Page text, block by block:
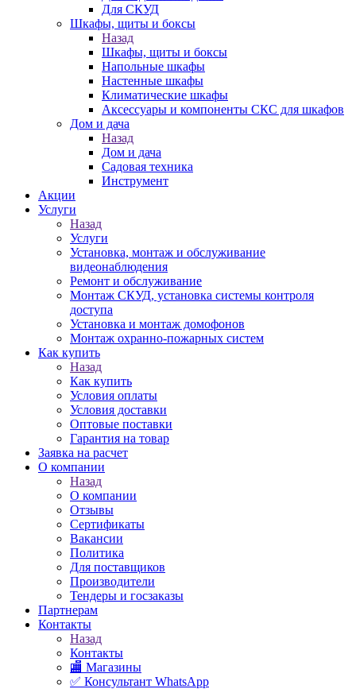
Для СКУД
Шкафы, щиты и боксы
Назад
Шкафы, щиты и боксы
Напольные шкафы
Настенные шкафы
Климатические шкафы
Аксессуары и компоненты СКС для шкафов
Дом и дача
Назад
Дом и дача
Садовая техника
Инструмент
Акции
Услуги
Назад
Услуги
Установка, монтаж и обслуживание
видеонаблюдения
Ремонт и обслуживание
Монтаж СКУД, установка системы контроля
доступа
Установка и монтаж домофонов
Монтаж охранно-пожарных систем
Как купить
Назад
Как купить
Условия оплаты
Условия доставки
Оптовые поставки
Гарантия на товар
Заявка на расчет
О компании
Назад
О компании
Отзывы
Сертификаты
Вакансии
Политика
Для поставщиков
Производители
Тендеры и госзаказы
Партнерам
Контакты
Назад
Контакты
🏬 Магазины
✅️ Консультант WhatsApp